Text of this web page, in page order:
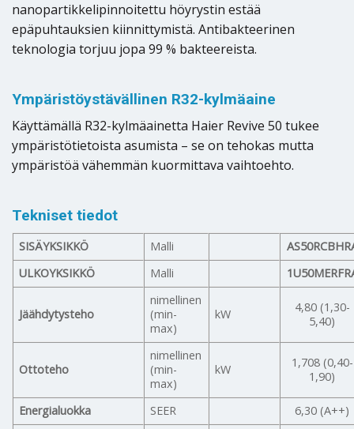
nanopartikkelipinnoitettu höyrystin estää
epäpuhtauksien kiinnittymistä. Antibakteerinen
teknologia torjuu jopa 99 % bakteereista.
Ympäristöystävällinen R32-kylmäaine
Käyttämällä R32-kylmäainetta Haier Revive 50 tukee
ympäristötietoista asumista – se on tehokas mutta
ympäristöä vähemmän kuormittava vaihtoehto.
Tekniset tiedot
SISÄYKSIKKÖ Malli
ULKOYKSIKKÖ
Malli
Jäähdytysteho
nimellinen
(min-
max)
kW
4,80 (1,30-
5,40)
Ottoteho
nimellinen
(min-
max)
kW
1,708 (0,40-
1,90)
Energialuokka SEER
6,30 (A++)